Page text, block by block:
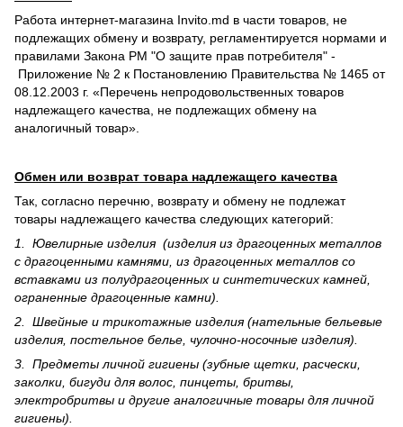
Работа интернет-магазина Invito.md в части товаров, не
подлежащих обмену и возврату, регламентируется нормами и
правилами Закона РМ "О защите прав потребителя" -
Приложение № 2 к Постановлению Правительства № 1465 от
08.12.2003 г. «Перечень непродовольственных товаров
надлежащего качества, не подлежащих обмену на
аналогичный товар».
Обмен или возврат товара надлежащего качества
Так, согласно перечню, возврату и обмену не подлежат
товары надлежащего качества следующих категорий:
1. Ювелирные изделия (изделия из драгоценных металлов
с драгоценными камнями, из драгоценных металлов со
вставками из полудрагоценных и синте­тических камней,
ограненные драгоценные камни).
2. Швейные и трикотажные изделия (нательные бельевые
изделия, постельное белье, чулочно-носочные изделия).
3. Предметы личной гигиены (зубные щетки, расчески,
заколки, бигуди для волос, пинцеты, бритвы,
электробритвы и другие аналогичные товары для личной
гигиены).